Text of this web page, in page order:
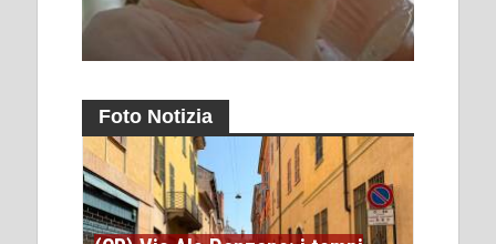
Foto Notizia